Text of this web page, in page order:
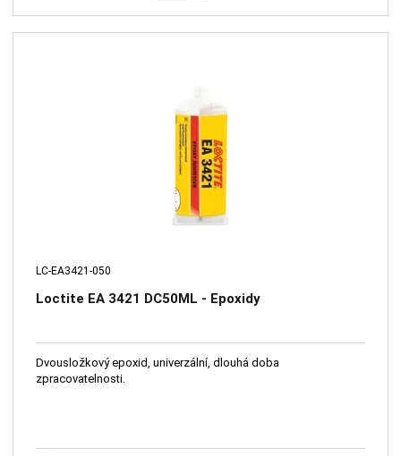
LC-EA3421-050
Loctite EA 3421 DC50ML - Epoxidy
Dvousložkový epoxid, univerzální, dlouhá doba
zpracovatelnosti.